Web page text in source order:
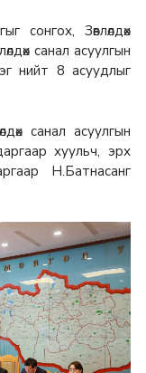
сонгох, Зөвлөлдөх
санал асуулгын
нийт 8 асуудлыг
санал асуулгын
даргаар хуульч, эрх
Н.Батнасанг